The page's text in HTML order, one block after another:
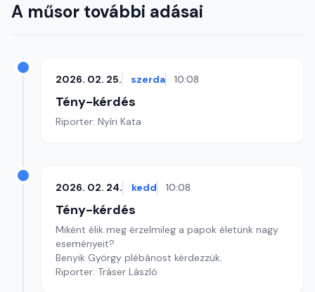
A műsor további adásai
2026. 02. 25. szerda 10:08
Tény-kérdés
Riporter: Nyíri Kata
2026. 02. 24. kedd 10:08
Tény-kérdés
Miként élik meg érzelmileg a papok életünk nagy
eseményeit?
Benyik György plébánost kérdezzük.
Riporter: Tráser László